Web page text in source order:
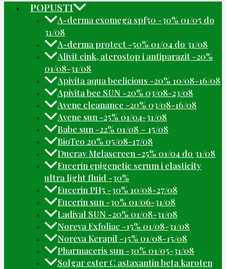
POPUSTI
A-derma exomega spf50 -30% 01/05 do
31/08
A-derma protect -50% 01/04 do 31/08
Alivit cink, aterostop i antiparazit -20%
01/08-31/08
Apivita aqua beelicious -20% 10/08-16/08
Apivita bee SUN -20% 03/08-23/08
Avene cleanance -20% 03/08-16/08
Avene sun -25% 01/04-31/08
Babe sun -22% 01/08 – 15/08
BioTeo 20% 05/08-17/08
Ducray Melascreen -25% 01/04 do 31/08
Eucerin epigenetic serum i elasticity
ultra light fluid -30%
Eucerin PH5 -30% 10/08-27/08
Eucerin sun -30% 01/06-31/08
Ladival SUN -20% 01/08-31/08
Noreva Exfoliac -15% 01/08-31/08
Noreva Kerapil -15% 01/08-15/08
Pharmaceris sun -30% 01/05-31/08
Solgar ester C astaxantin beta karoten